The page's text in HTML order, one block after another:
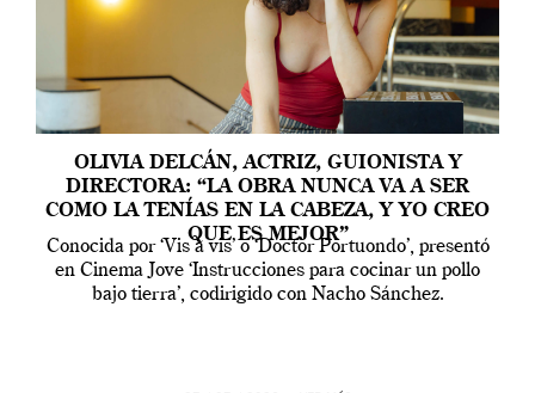
OLIVIA DELCÁN, ACTRIZ, GUIONISTA Y
DIRECTORA: “LA OBRA NUNCA VA A SER
COMO LA TENÍAS EN LA CABEZA, Y YO CREO
QUE ES MEJOR”
Conocida por ‘Vis a vis’ o ‘Doctor Portuondo’, presentó
en Cinema Jove ‘Instrucciones para cocinar un pollo
bajo tierra’, codirigido con Nacho Sánchez.